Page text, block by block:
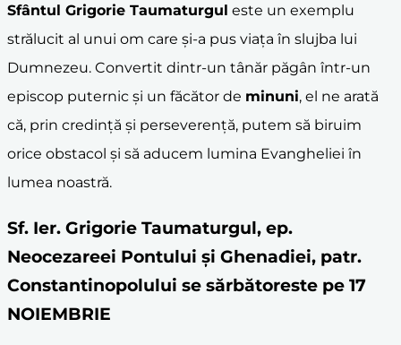
Sfântul Grigorie Taumaturgul este un exemplu
strălucit al unui om care și-a pus viața în slujba lui
Dumnezeu. Convertit dintr-un tânăr păgân într-un
episcop puternic și un făcător de minuni, el ne arată
că, prin credință și perseverență, putem să biruim
orice obstacol și să aducem lumina Evangheliei în
lumea noastră.
Sf. Ier. Grigorie Taumaturgul, ep.
Neocezareei Pontului și Ghenadiei, patr.
Constantinopolului se sărbătoreste pe 17
NOIEMBRIE